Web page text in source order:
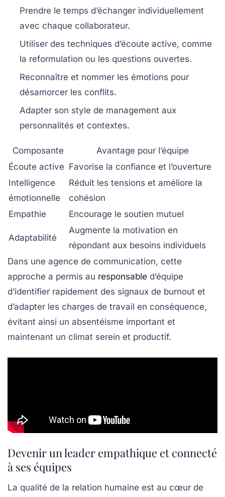
Prendre le temps d’échanger individuellement
avec chaque collaborateur.
Utiliser des techniques d’écoute active, comme
la reformulation ou les questions ouvertes.
Reconnaître et nommer les émotions pour
désamorcer les conflits.
Adapter son style de management aux
personnalités et contextes.
Composante
Avantage pour l’équipe
Écoute active Favorise la confiance et l’ouverture
Intelligence
émotionnelle
Réduit les tensions et améliore la
cohésion
Empathie
Encourage le soutien mutuel
Adaptabilité
Augmente la motivation en
répondant aux besoins individuels
Dans une agence de communication, cette
approche a permis au responsable d’équipe
d’identifier rapidement des signaux de burnout et
d’adapter les charges de travail en conséquence,
évitant ainsi un absentéisme important et
maintenant un climat serein et productif.
Devenir un leader empathique et connecté
à ses équipes
La qualité de la relation humaine est au cœur de